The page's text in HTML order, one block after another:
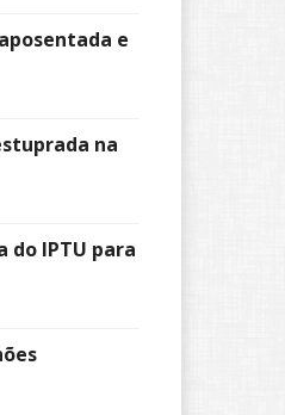
e
na
IPTU para